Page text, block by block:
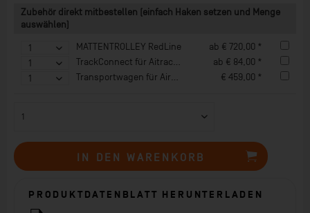
Zubehör direkt mitbestellen (einfach Haken setzen und Menge
auswählen)
MATTENTROLLEY RedLine
ab € 720,00 *
TrackConnect für Aitrack Bahnen
ab € 84,00 *
Transportwagen für Airtrack-Produkte, Trolley 100 x 70 x 40 bzw. 100
€ 459,00 *
IN DEN WARENKORB
PRODUKTDATENBLATT HERUNTERLADEN